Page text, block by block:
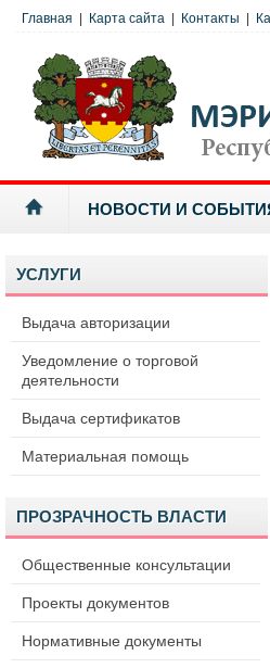
Главная Карта сайта Контакты
НОВОСТИ И
УСЛУГИ
Выдача авторизации
Уведомление о торговой
деятельности
Выдача сертификатов
Материальная помощь
ПРОЗРАЧНОСТЬ ВЛАСТИ
Общественные консультации
Проекты документов
Нормативные документы